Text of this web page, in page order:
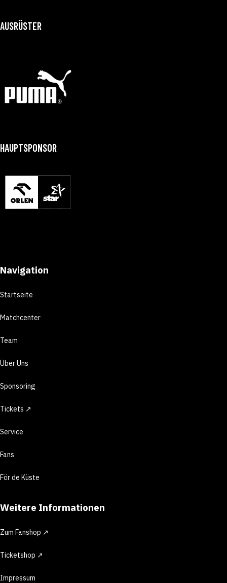
AUSRÜSTER
HAUPTSPONSOR
Navigation
Startseite
Matchcenter
Team
Über Uns
Sponsoring
Tickets ↗
Service
Fans
För de Küste
Weitere Informationen
Zum Fanshop ↗
Ticketshop ↗
Impressum